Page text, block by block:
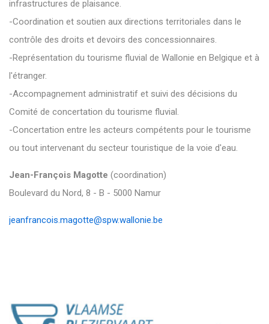
infrastructures de plaisance.
-Coordination et soutien aux directions territoriales dans le
contrôle des droits et devoirs des concessionnaires.
-Représentation du tourisme fluvial de Wallonie en Belgique et à
l'étranger.
-Accompagnement administratif et suivi des décisions du
Comité de concertation du tourisme fluvial.
-Concertation entre les acteurs compétents pour le tourisme
ou tout intervenant du secteur touristique de la voie d'eau.
Jean-François Magotte (coordination)
Boulevard du Nord, 8 - B - 5000 Namur
jeanfrancois.magotte@spw.wallonie.be